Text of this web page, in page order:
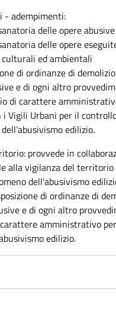
- adempimenti:
delle opere
delle opere
ed ambientali
di ordinanze di
e di ogni altro
di carattere
i Vigili Urbani per il
edilizio.
provvede in
alla vigilanza del territorio
dell’abusivismo
di ordinanze di
e di ogni altro
amministrativo
edilizio.